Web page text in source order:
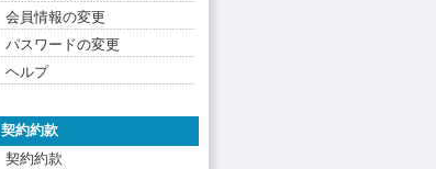
会員情報の変更
パスワードの変更
ヘルプ
契約約款
契約約款